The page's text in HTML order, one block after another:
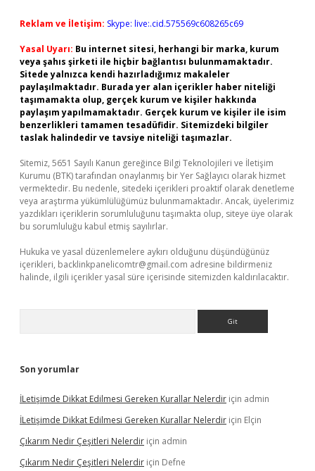
Reklam ve İletişim: Skype: live:.cid.575569c608265c69
Yasal Uyarı: Bu internet sitesi, herhangi bir marka, kurum
veya şahıs şirketi ile hiçbir bağlantısı bulunmamaktadır.
Sitede yalnızca kendi hazırladığımız makaleler
paylaşılmaktadır. Burada yer alan içerikler haber niteliği
taşımamakta olup, gerçek kurum ve kişiler hakkında
paylaşım yapılmamaktadır. Gerçek kurum ve kişiler ile isim
benzerlikleri tamamen tesadüfidir. Sitemizdeki bilgiler
taslak halindedir ve tavsiye niteliği taşımazlar.
Sitemiz, 5651 Sayılı Kanun gereğince Bilgi Teknolojileri ve İletişim
Kurumu (BTK) tarafından onaylanmış bir Yer Sağlayıcı olarak hizmet
vermektedir. Bu nedenle, sitedeki içerikleri proaktif olarak denetleme
veya araştırma yükümlülüğümüz bulunmamaktadır. Ancak, üyelerimiz
yazdıkları içeriklerin sorumluluğunu taşımakta olup, siteye üye olarak
bu sorumluluğu kabul etmiş sayılırlar.
Hukuka ve yasal düzenlemelere aykırı olduğunu düşündüğünüz
içerikleri, backlinkpanelicomtr@gmail.com adresine bildirmeniz
halinde, ilgili içerikler yasal süre içerisinde sitemizden kaldırılacaktır.
Son yorumlar
İLetişimde Dikkat Edilmesi Gereken Kurallar Nelerdir için admin
İLetişimde Dikkat Edilmesi Gereken Kurallar Nelerdir için Elçin
Çıkarım Nedir Çeşitleri Nelerdir için admin
Çıkarım Nedir Çeşitleri Nelerdir için Defne